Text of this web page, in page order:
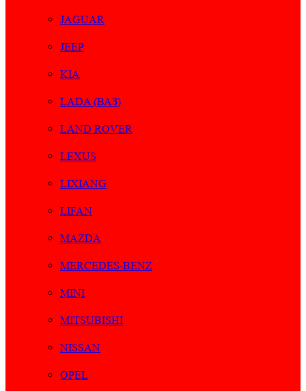
JAGUAR
JEEP
KIA
LADA (ВАЗ)
LAND ROVER
LEXUS
LIXIANG
LIFAN
MAZDA
MERCEDES-BENZ
MINI
MITSUBISHI
NISSAN
OPEL